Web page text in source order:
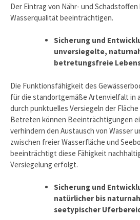
Der Eintrag von Nähr- und Schadstoffen
Wasserqualität beeinträchtigen.
Sicherung und
unversiegelte,
betretungsfreie
Die Funktionsfähigkeit des
für die standortgemäße Artenvielfalt in
durch punktuelles Versiegeln der Fläche
Betreten können Beeinträchtigungen
verhindern den Austausch von Wasser
zwischen freier Wasserfläche und
beeinträchtigt diese Fähigkeit
Versiegelung erfolgt.
Sicherung und
natürlicher bis
seetypischer